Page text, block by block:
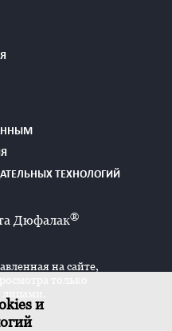
ТЕХНОЛОГИЙ
Дюфалак®
на сайте,
и